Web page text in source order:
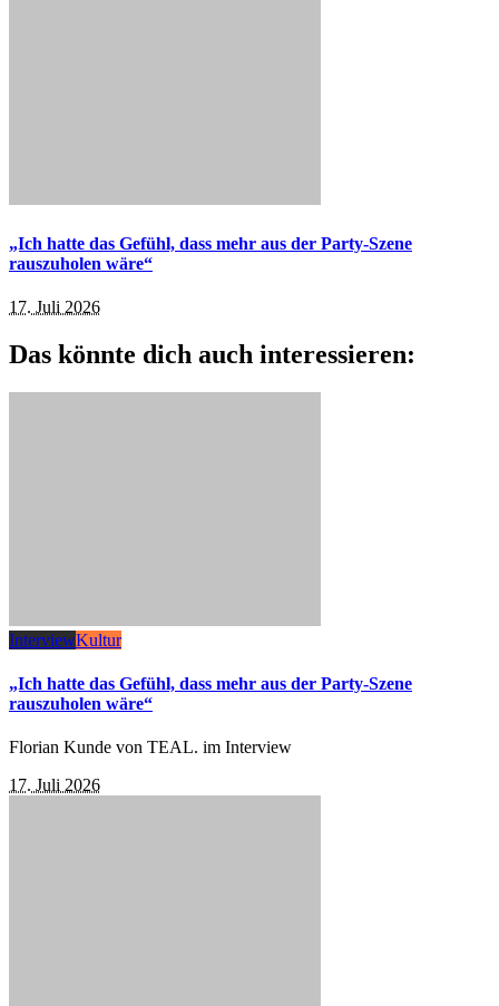
„Ich hatte das Gefühl, dass mehr aus der Party-Szene
rauszuholen wäre“
17. Juli 2026
Das könnte dich auch interessieren:
InterviewKultur
„Ich hatte das Gefühl, dass mehr aus der Party-Szene
rauszuholen wäre“
Florian Kunde von TEAL. im Interview
17. Juli 2026